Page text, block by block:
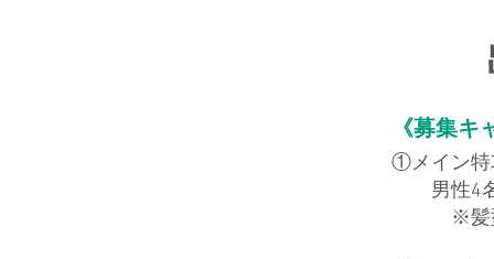
《募集キ
①メイン特
男性4名
※髪型を